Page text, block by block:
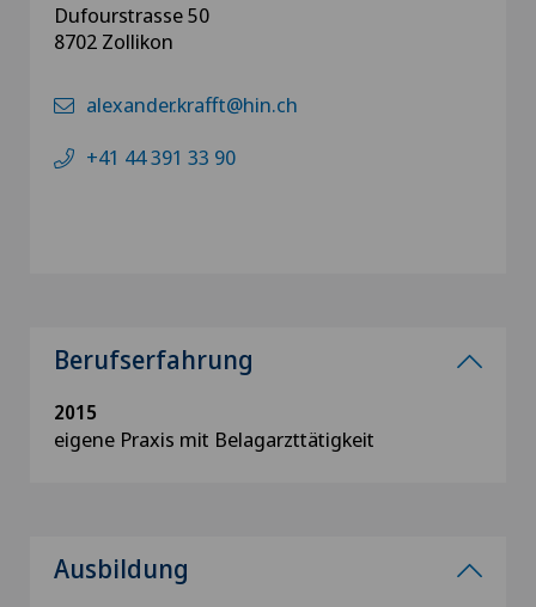
Dufourstrasse 50
8702 Zollikon
alexander.krafft@hin.ch
+41 44 391 33 90
Berufserfahrung
2015
eigene Praxis mit Belagarzttätigkeit
Ausbildung